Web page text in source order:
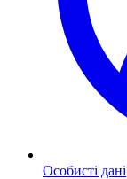
Особисті дані